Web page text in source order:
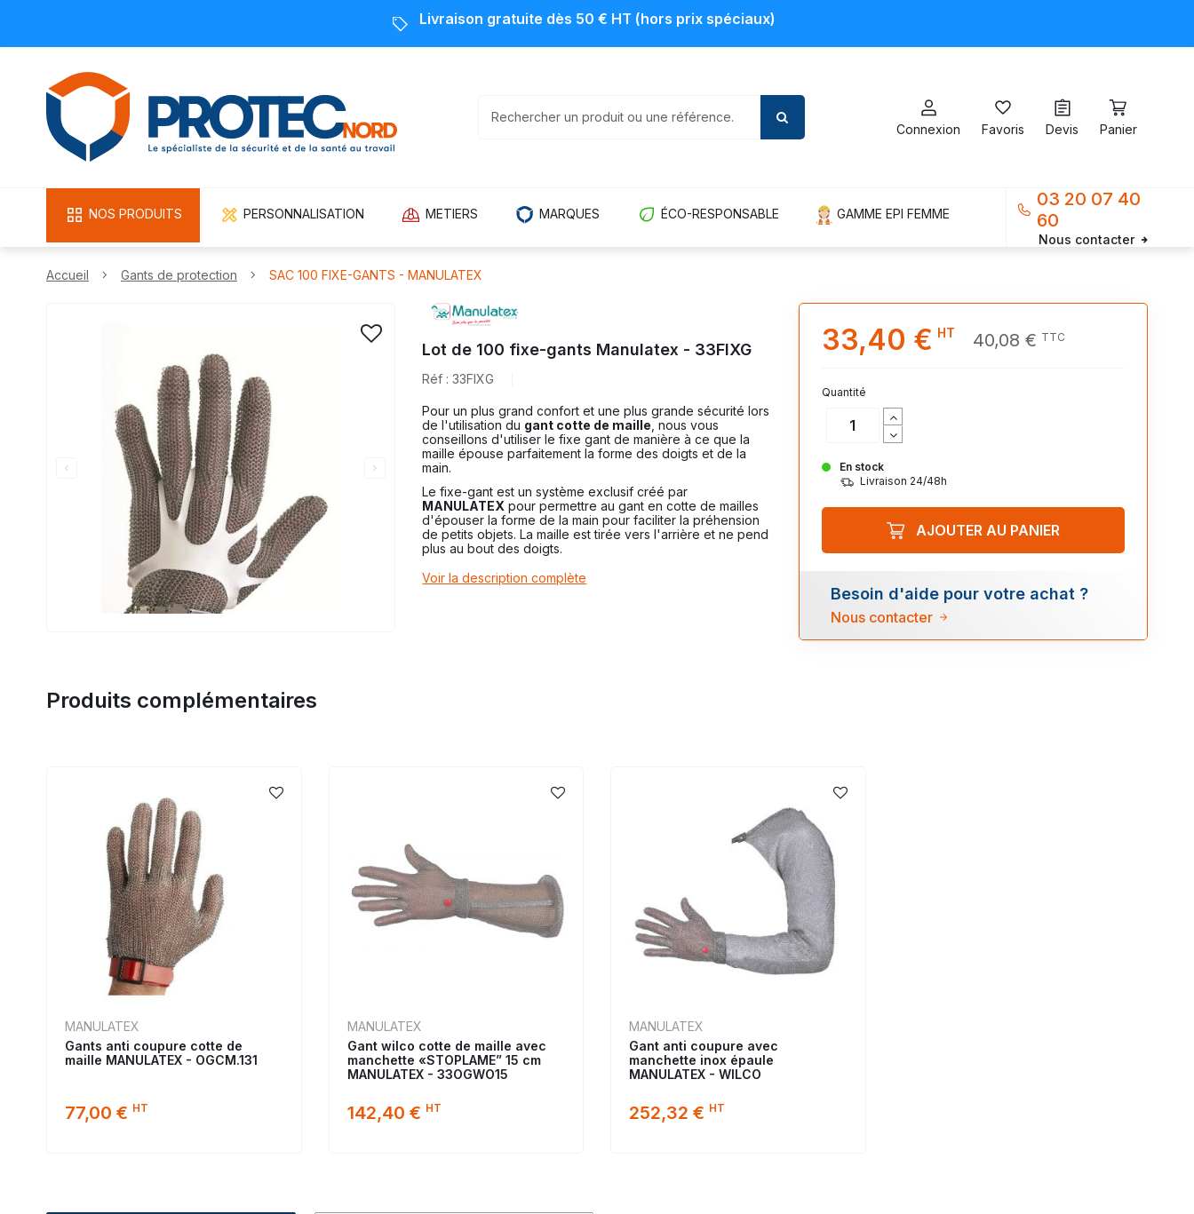
Livraison gratuite dès 50 € HT (hors prix spéciaux)
Connexion Favoris Devis Panier
NOS PRODUITS PERSONNALISATION METIERS MARQUES ÉCO-RESPONSABLE GAMME EPI FEMME
03 20 07 40
60
Nous contacter
Accueil Gants de protection SAC 100 FIXE-GANTS - MANULATEX
Lot de 100 fixe-gants Manulatex - 33FIXG
Réf : 33FIXG
Pour un plus grand confort et une plus grande sécurité lors
de l'utilisation du gant cotte de maille , nous vous
conseillons d'utiliser le fixe gant de manière à ce que la
maille épouse parfaitement la forme des doigts et de la
main.
Le fixe-gant est un système exclusif créé par
MANULATEX pour permettre au gant en cotte de mailles
d'épouser la forme de la main pour faciliter la préhension
de petits objets. La maille est tirée vers l'arrière et ne pend
plus au bout des doigts.
Voir la description complète
33,40 € HT 40,08 € TTC
Quantité
En stock
Livraison 24/48h
AJOUTER AU PANIER
Besoin d'aide pour votre achat ?
Nous contacter
Produits complémentaires
MANULATEX
Gants anti coupure cotte de
maille MANULATEX - OGCM.131
77,00 € HT
MANULATEX
Gant wilco cotte de maille avec
manchette «STOPLAME” 15 cm
MANULATEX - 33OGWO15
142,40 € HT
MANULATEX
Gant anti coupure avec
manchette inox épaule
MANULATEX - WILCO
252,32 € HT